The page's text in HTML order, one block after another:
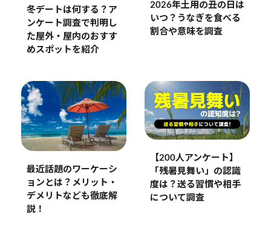
冬デートは何する？ア
ンケート調査で判明し
た屋外・屋内のおすす
めスポットを紹介
2026年土用の丑の日は
いつ？うなぎを食べる
割合や意味を調査
最近話題のワーケーシ
ョンとは？メリット・
デメリトなども徹底解
説！
【200人アンケート】
「残暑見舞い」の認識
度は？送る習慣や相手
について調査